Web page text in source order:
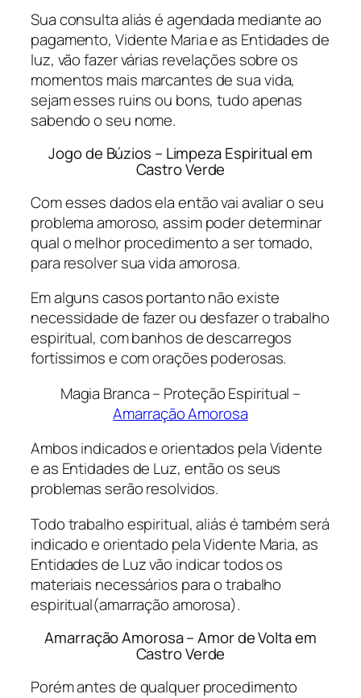
Sua consulta aliás é agendada mediante ao
pagamento, Vidente Maria e as Entidades de
luz, vão fazer várias revelações sobre os
momentos mais marcantes de sua vida,
sejam esses ruins ou bons, tudo apenas
sabendo o seu nome.
Jogo de Búzios – Limpeza Espiritual em
Castro Verde
Com esses dados ela então vai avaliar o seu
problema amoroso, assim poder determinar
qual o melhor procedimento a ser tomado,
para resolver sua vida amorosa.
Em alguns casos portanto não existe
necessidade de fazer ou desfazer o trabalho
espiritual, com banhos de descarregos
fortíssimos e com orações poderosas.
Magia Branca – Proteção Espiritual –
Amarração Amorosa
Ambos indicados e orientados pela Vidente
e as Entidades de Luz, então os seus
problemas serão resolvidos.
Todo trabalho espiritual, aliás é também será
indicado e orientado pela Vidente Maria, as
Entidades de Luz vão indicar todos os
materiais necessários para o trabalho
espiritual(amarração amorosa).
Amarração Amorosa – Amor de Volta em
Castro Verde
Porém antes de qualquer procedimento